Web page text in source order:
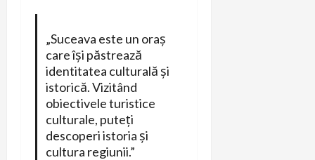
„Suceava este un oraș
care își păstrează
identitatea culturală și
istorică. Vizitând
obiectivele turistice
culturale, puteți
descoperi istoria și
cultura regiunii.”